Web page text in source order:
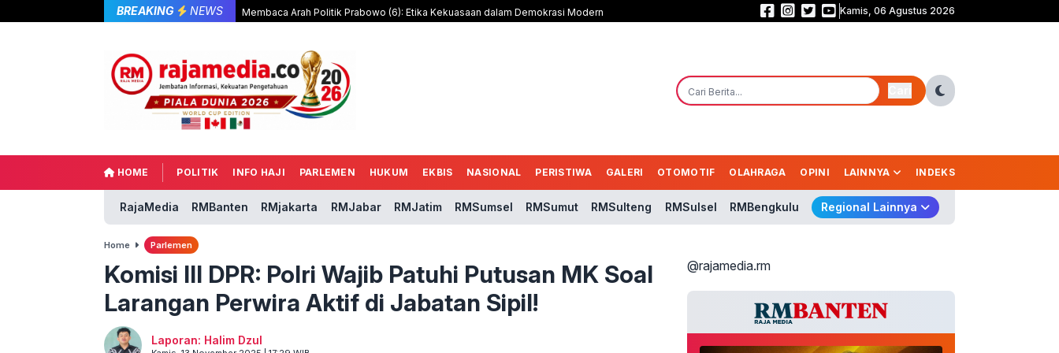
BREAKING NEWS Membaca Arah Politik Prabowo (6): Etika Kekuasaan dalam Demokrasi Modern Komisi I DPR Desak Putus Aliran Dana Judi Online! Nico: Jangan Cuma
Kamis, 06 Agustus 2026
HOME POLITIK INFO HAJI PARLEMEN HUKUM EKBIS NASIONAL PERISTIWA GALERI OTOMOTIF OLAHRAGA OPINI LAINNYA INDEKS
RajaMedia RMBanten RMjakarta RMJabar RMJatim RMSumsel RMSumut RMSulteng RMSulsel RMBengkulu Regional Lainnya
Home Parlemen
Komisi III DPR: Polri Wajib Patuhi Putusan MK Soal
Larangan Perwira Aktif di Jabatan Sipil!
Laporan: Halim Dzul
@rajamedia.rm